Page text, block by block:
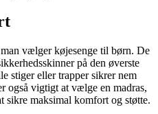
vælger køjesenge til børn. De
på den øverste
stiger eller trapper sikrer nem
også vigtigt at vælge en madras,
sikre maksimal komfort og støtte.